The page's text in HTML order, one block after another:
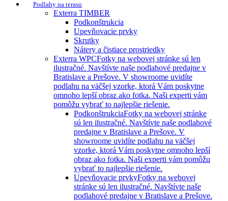
Podlahy na terasu
Exterra TIMBER
Podkonštrukcia
Upevňovacie prvky
Skrutky
Nátery a čistiace prostriedky
Exterra WPCFotky na webovej stránke sú len
ilustračné. Navštívte naše podlahové predajne v
Bratislave a Prešove. V showroome uvidíte
podlahu na väčšej vzorke, ktorá Vám poskytne
omnoho lepší obraz ako fotka. Naši experti vám
pomôžu vybrať to najlepšie riešenie.
PodkonštrukciaFotky na webovej stránke
sú len ilustračné. Navštívte naše podlahové
predajne v Bratislave a Prešove. V
showroome uvidíte podlahu na väčšej
vzorke, ktorá Vám poskytne omnoho lepší
obraz ako fotka. Naši experti vám pomôžu
vybrať to najlepšie riešenie.
Upevňovacie prvkyFotky na webovej
stránke sú len ilustračné. Navštívte naše
podlahové predajne v Bratislave a Prešove.